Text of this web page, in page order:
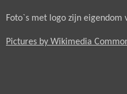
Foto`s met logo zijn eigendom
Pictures by Wikimedia